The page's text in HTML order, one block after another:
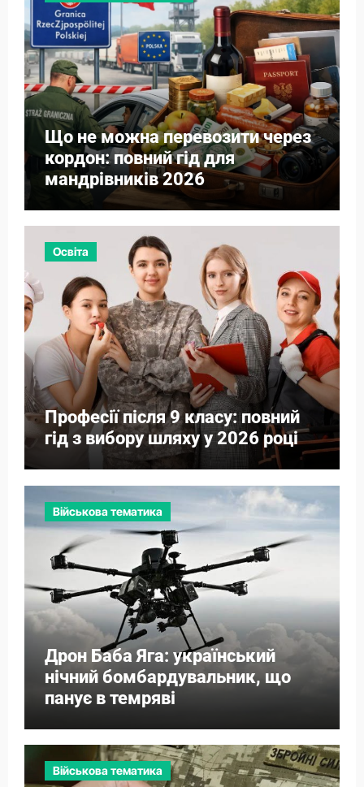
Що не можна перевозити через
кордон: повний гід для
мандрівників 2026
Освіта
Професії після 9 класу: повний
гід з вибору шляху у 2026 році
Військова тематика
Дрон Баба Яга: український
нічний бомбардувальник, що
панує в темряві
Військова тематика